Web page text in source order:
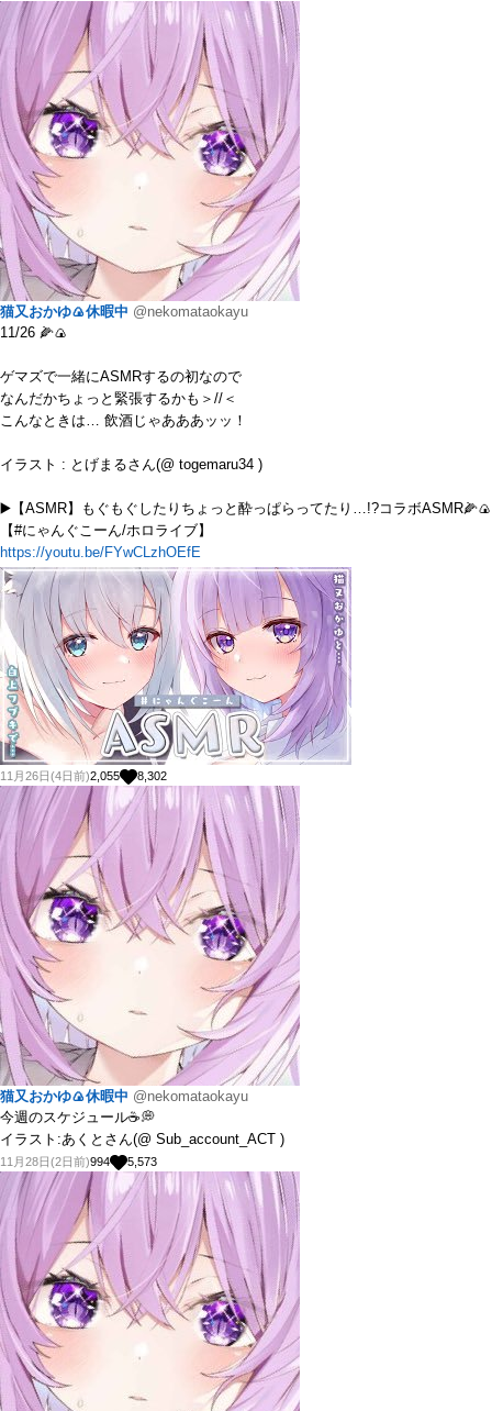
猫又おかゆ🍙休暇中 @nekomataokayu
11/26 🌽🍙
ゲマズで一緒にASMRするの初なので
なんだかちょっと緊張するかも＞//＜
こんなときは… 飲酒じゃあああッッ！
イラスト : とげまるさん(@ togemaru34 )
▶️【ASMR】もぐもぐしたりちょっと酔っぱらってたり…!?コラボASMR🌽🍙
【#にゃんぐこーん/ホロライブ】
https://youtu.be/FYwCLzhOEfE
11月26日(4日前)2,055 8,302
猫又おかゆ🍙休暇中 @nekomataokayu
今週のスケジュール☕💭
イラスト:あくとさん(@ Sub_account_ACT )
11月28日(2日前)994 5,573